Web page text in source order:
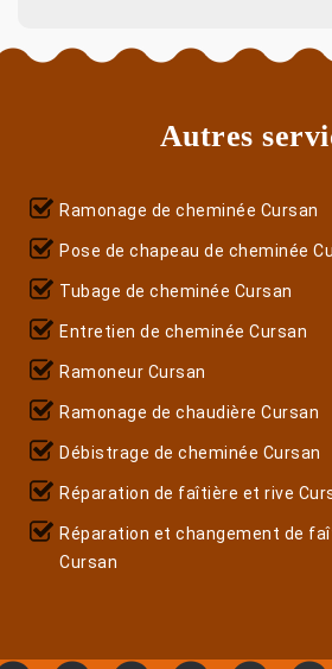
Autres
Ramonage de cheminée Cursan
Pose de chapeau de cheminée
Tubage de cheminée Cursan
Entretien de cheminée Cursan
Ramoneur Cursan
Ramonage de chaudière Cursan
Débistrage de cheminée Cursan
Réparation de faîtière et rive
Réparation et changement de
Cursan